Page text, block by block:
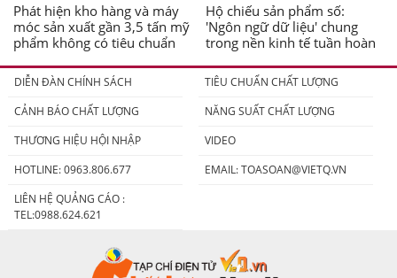
Phát hiện kho hàng và máy
móc sản xuất gần 3,5 tấn mỹ
phẩm không có tiêu chuẩn
Hộ chiếu sản phẩm số:
'Ngôn ngữ dữ liệu' chung
trong nền kinh tế tuần hoàn
DIỄN ĐÀN CHÍNH SÁCH
TIÊU CHUẨN CHẤT LƯỢNG
CẢNH BÁO CHẤT LƯỢNG
NĂNG SUẤT CHẤT LƯỢNG
THƯƠNG HIỆU HỘI NHẬP
VIDEO
HOTLINE: 0963.806.677
EMAIL:TOASOAN@VIETQ.VN
LIÊN HỆ QUẢNG CÁO :
TEL:0988.624.621